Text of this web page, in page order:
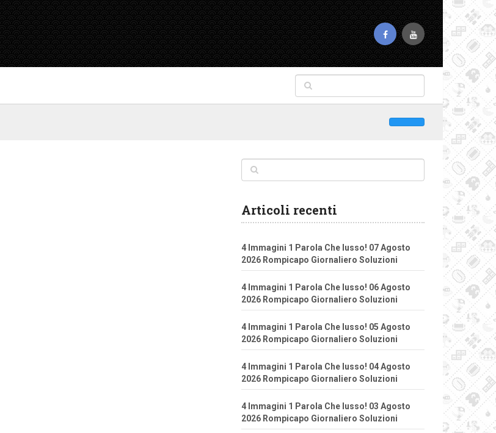
Articoli recenti
4 Immagini 1 Parola Che lusso! 07 Agosto
2026 Rompicapo Giornaliero Soluzioni
4 Immagini 1 Parola Che lusso! 06 Agosto
2026 Rompicapo Giornaliero Soluzioni
4 Immagini 1 Parola Che lusso! 05 Agosto
2026 Rompicapo Giornaliero Soluzioni
4 Immagini 1 Parola Che lusso! 04 Agosto
2026 Rompicapo Giornaliero Soluzioni
4 Immagini 1 Parola Che lusso! 03 Agosto
2026 Rompicapo Giornaliero Soluzioni